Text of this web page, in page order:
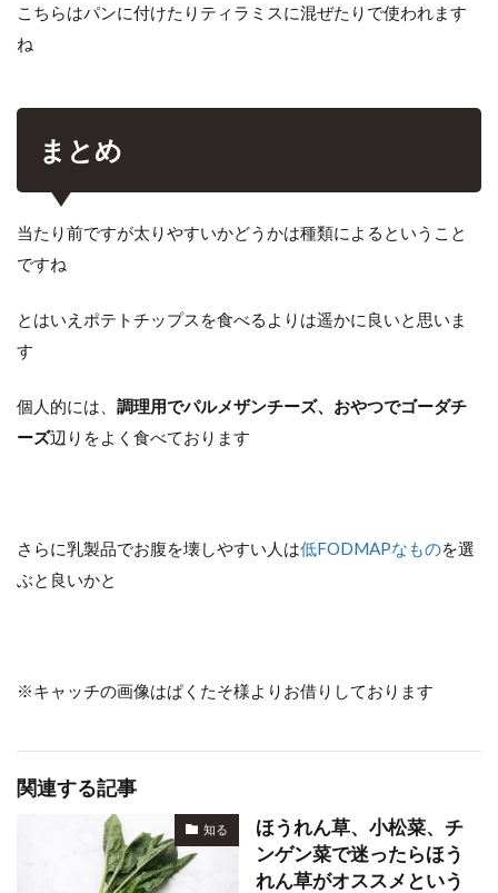
こちらはパンに付けたりティラミスに混ぜたりで使われます
ね
まとめ
当たり前ですが太りやすいかどうかは種類によるということ
ですね
とはいえポテトチップスを食べるよりは遥かに良いと思いま
す
個人的には、 調理用でパルメザンチーズ、おやつでゴーダチ
ーズ辺りをよく食べております
さらに乳製品でお腹を壊しやすい人は低FODMAPなものを選
ぶと良いかと
※キャッチの画像はぱくたそ様よりお借りしております
関連する記事
知る
ほうれん草、小松菜、チ
ンゲン菜で迷ったらほう
れん草がオススメという